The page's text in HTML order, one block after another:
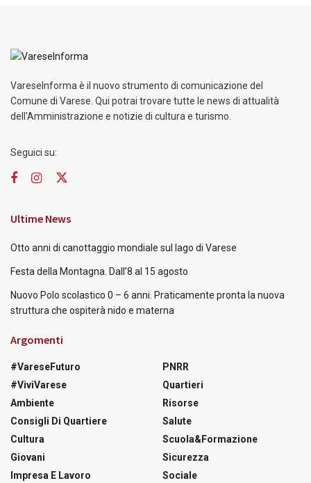
VareseInforma è il nuovo strumento di comunicazione del
Comune di Varese. Qui potrai trovare tutte le news di attualità
dell'Amministrazione e notizie di cultura e turismo.
Seguici su:
Ultime News
Otto anni di canottaggio mondiale sul lago di Varese
Festa della Montagna. Dall’8 al 15 agosto
Nuovo Polo scolastico 0 – 6 anni. Praticamente pronta la nuova
struttura che ospiterà nido e materna
Argomenti
#VareseFuturo
#ViviVarese
Ambiente
Consigli Di Quartiere
Cultura
Giovani
Impresa E Lavoro
PNRR
Quartieri
Risorse
Salute
Scuola&Formazione
Sicurezza
Sociale